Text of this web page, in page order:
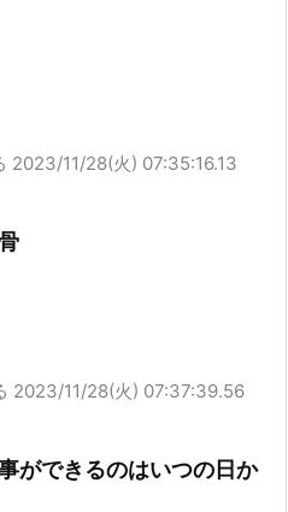
2023/11/28(火) 07:35:16.13
2023/11/28(火) 07:37:39.56
ができるのはいつの日か